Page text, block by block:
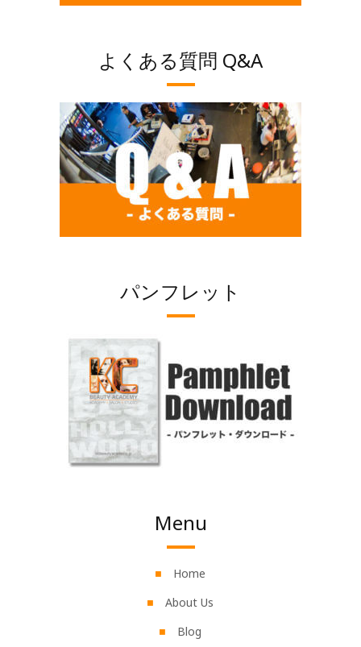
よくある質問 Q&A
パンフレット
Menu
Home
About Us
Blog